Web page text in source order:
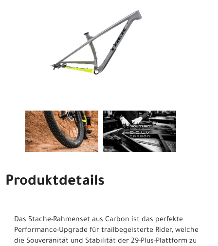
Produktdetails
Das Stache-Rahmenset aus Carbon ist das perfekte
Performance-Upgrade für trailbegeisterte Rider, welche
die Souveränität und Stabilität der 29-Plus-Plattform zu